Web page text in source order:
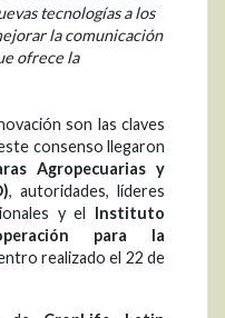
tecnologías a los
la comunicación
ofrece la
son las claves
consenso llegaron
Agropecuarias y
), autoridades, líderes
y el Instituto
para la
realizado el 22 de